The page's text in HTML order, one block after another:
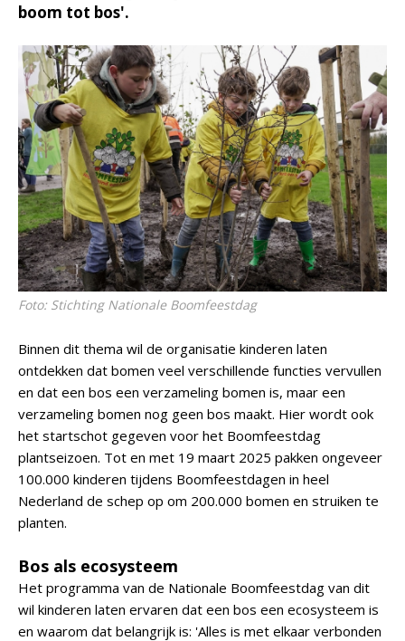
boom tot bos'.
Foto: Stichting Nationale Boomfeestdag
Binnen dit thema wil de organisatie kinderen laten
ontdekken dat bomen veel verschillende functies vervullen
en dat een bos een verzameling bomen is, maar een
verzameling bomen nog geen bos maakt. Hier wordt ook
het startschot gegeven voor het Boomfeestdag
plantseizoen. Tot en met 19 maart 2025 pakken ongeveer
100.000 kinderen tijdens Boomfeestdagen in heel
Nederland de schep op om 200.000 bomen en struiken te
planten.
Bos als ecosysteem
Het programma van de Nationale Boomfeestdag van dit
wil kinderen laten ervaren dat een bos een ecosysteem is
en waarom dat belangrijk is: 'Alles is met elkaar verbonden